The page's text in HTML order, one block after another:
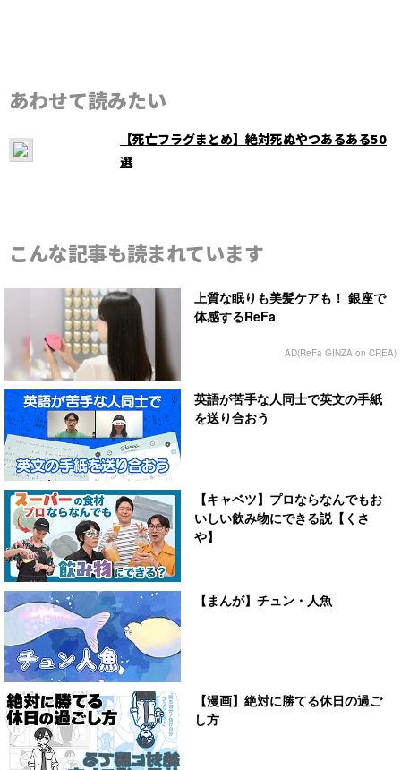
あわせて読みたい
【死亡フラグまとめ】絶対死ぬやつあるある50
選
こんな記事も読まれています
上質な眠りも美髪ケアも！ 銀座で
体感するReFa
AD(ReFa GINZA on CREA)
英語が苦手な人同士で英文の手紙
を送り合おう
【キャベツ】プロならなんでもお
いしい飲み物にできる説【くさ
や】
【まんが】チュン・人魚
【漫画】絶対に勝てる休日の過ご
し方